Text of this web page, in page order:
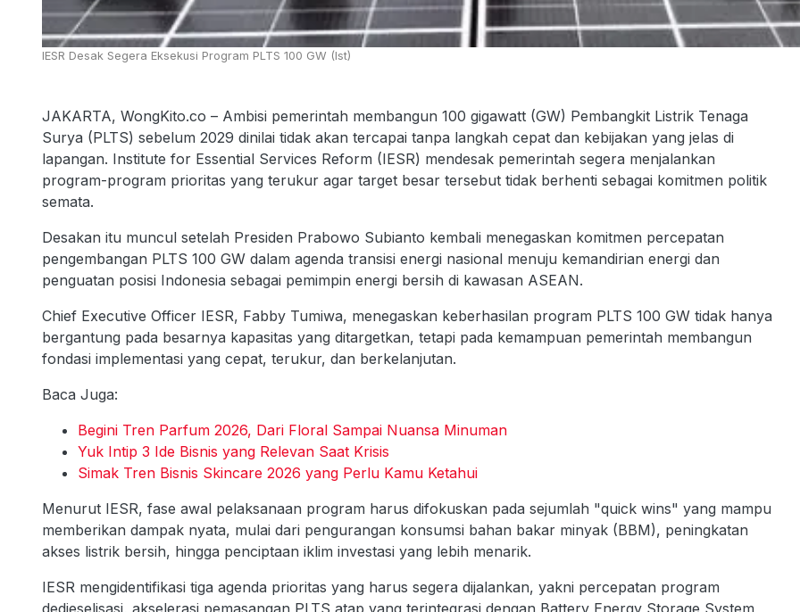
IESR Desak Segera Eksekusi Program PLTS 100 GW (Ist)
JAKARTA, WongKito.co – Ambisi pemerintah membangun 100 gigawatt (GW) Pembangkit Listrik Tenaga
Surya (PLTS) sebelum 2029 dinilai tidak akan tercapai tanpa langkah cepat dan kebijakan yang jelas di
lapangan. Institute for Essential Services Reform (IESR) mendesak pemerintah segera menjalankan
program-program prioritas yang terukur agar target besar tersebut tidak berhenti sebagai komitmen politik
semata.
Desakan itu muncul setelah Presiden Prabowo Subianto kembali menegaskan komitmen percepatan
pengembangan PLTS 100 GW dalam agenda transisi energi nasional menuju kemandirian energi dan
penguatan posisi Indonesia sebagai pemimpin energi bersih di kawasan ASEAN.
Chief Executive Officer IESR, Fabby Tumiwa, menegaskan keberhasilan program PLTS 100 GW tidak hanya
bergantung pada besarnya kapasitas yang ditargetkan, tetapi pada kemampuan pemerintah membangun
fondasi implementasi yang cepat, terukur, dan berkelanjutan.
Baca Juga:
Begini Tren Parfum 2026, Dari Floral Sampai Nuansa Minuman
Yuk Intip 3 Ide Bisnis yang Relevan Saat Krisis
Simak Tren Bisnis Skincare 2026 yang Perlu Kamu Ketahui
Menurut IESR, fase awal pelaksanaan program harus difokuskan pada sejumlah "quick wins" yang mampu
memberikan dampak nyata, mulai dari pengurangan konsumsi bahan bakar minyak (BBM), peningkatan
akses listrik bersih, hingga penciptaan iklim investasi yang lebih menarik.
IESR mengidentifikasi tiga agenda prioritas yang harus segera dijalankan, yakni percepatan program